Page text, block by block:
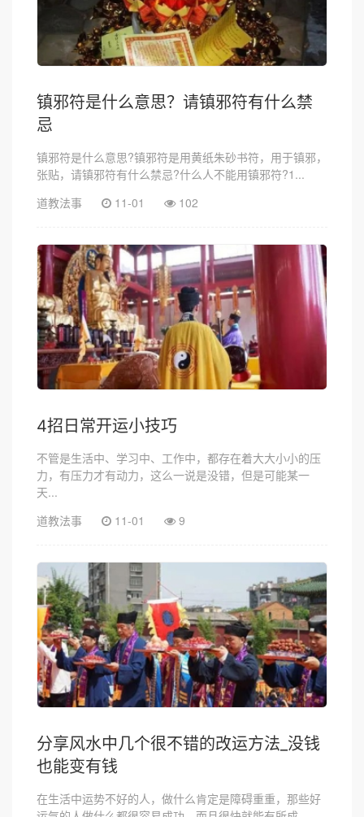
镇邪符是什么意思？请镇邪符有什么禁
忌
镇邪符是什么意思?镇邪符是用黄纸朱砂书符，用于镇邪，
张贴，请镇邪符有什么禁忌?什么人不能用镇邪符?1...
道教法事
11-01 102
4招日常开运小技巧
不管是生活中、学习中、工作中，都存在着大大小小的压
力，有压力才有动力，这么一说是没错，但是可能某一
天...
道教法事
11-01 9
分享风水中几个很不错的改运方法_没钱
也能变有钱
在生活中运势不好的人，做什么肯定是障碍重重，那些好